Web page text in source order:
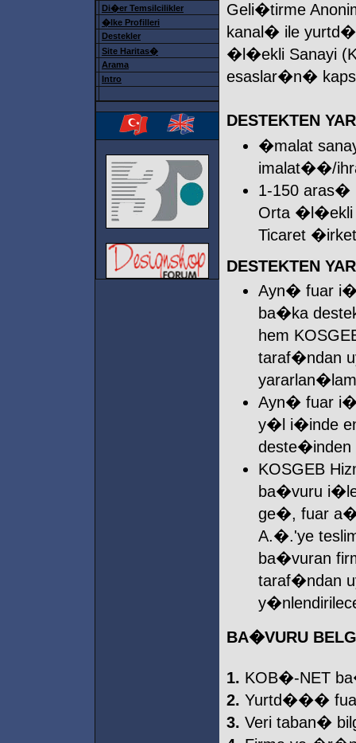
Di�er Temsilcilikler
�lke Profilleri
Destekler
Site Haritas�
Arama
Intro
Geli�tirme
kanal� ile
�l�ekli Sanayi
esaslar�n�
DESTEKTEN
�malat
imalat��/
1-150
Orta �l�ekli
Ticaret
DESTEKTEN
Ayn� fuar
ba�ka
hem
taraf�ndan
Ayn� fuar
y�l i�inde
deste�inden
KOSGEB
ba�vuru
ge�, fuar
A.�.'ye
ba�vuran
taraf�ndan
BA�VURU
1. KOB�-NET
2. Yurtd���
3. Veri taban�